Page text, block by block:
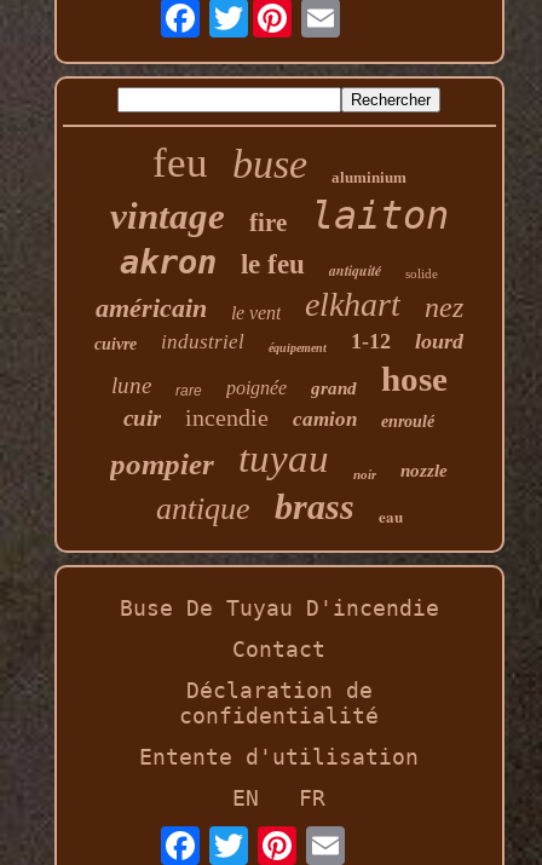
Twitter
feu buse aluminium
vintage fire laiton
akron le feu antiquité solide
américain le vent elkhart nez
cuivre industriel équipement 1-12 lourd
lune rare poignée grand hose
cuir incendie camion enroulé
pompier tuyau noir nozzle
antique brass eau
Buse De Tuyau D'incendie
Contact
Déclaration de
confidentialité
Entente d'utilisation
EN
FR